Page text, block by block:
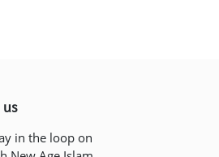
in the loop on